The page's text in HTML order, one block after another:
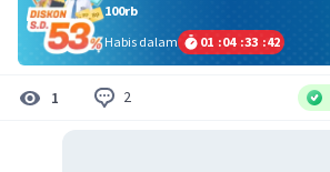
100rb
Habis dalam
01 :04 :33 :41
1 2